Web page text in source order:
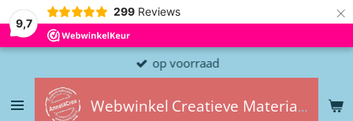
9,7
299 Reviews ×
Webwinkel Creatieve Materialen
op voorraad